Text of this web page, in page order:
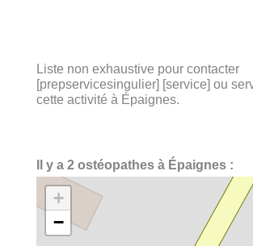
Liste non exhaustive pour contacter
[prepservicesingulier] [service] ou
cette activité à Épaignes.
Il y a 2 ostéopathes à Épaignes :
+
−